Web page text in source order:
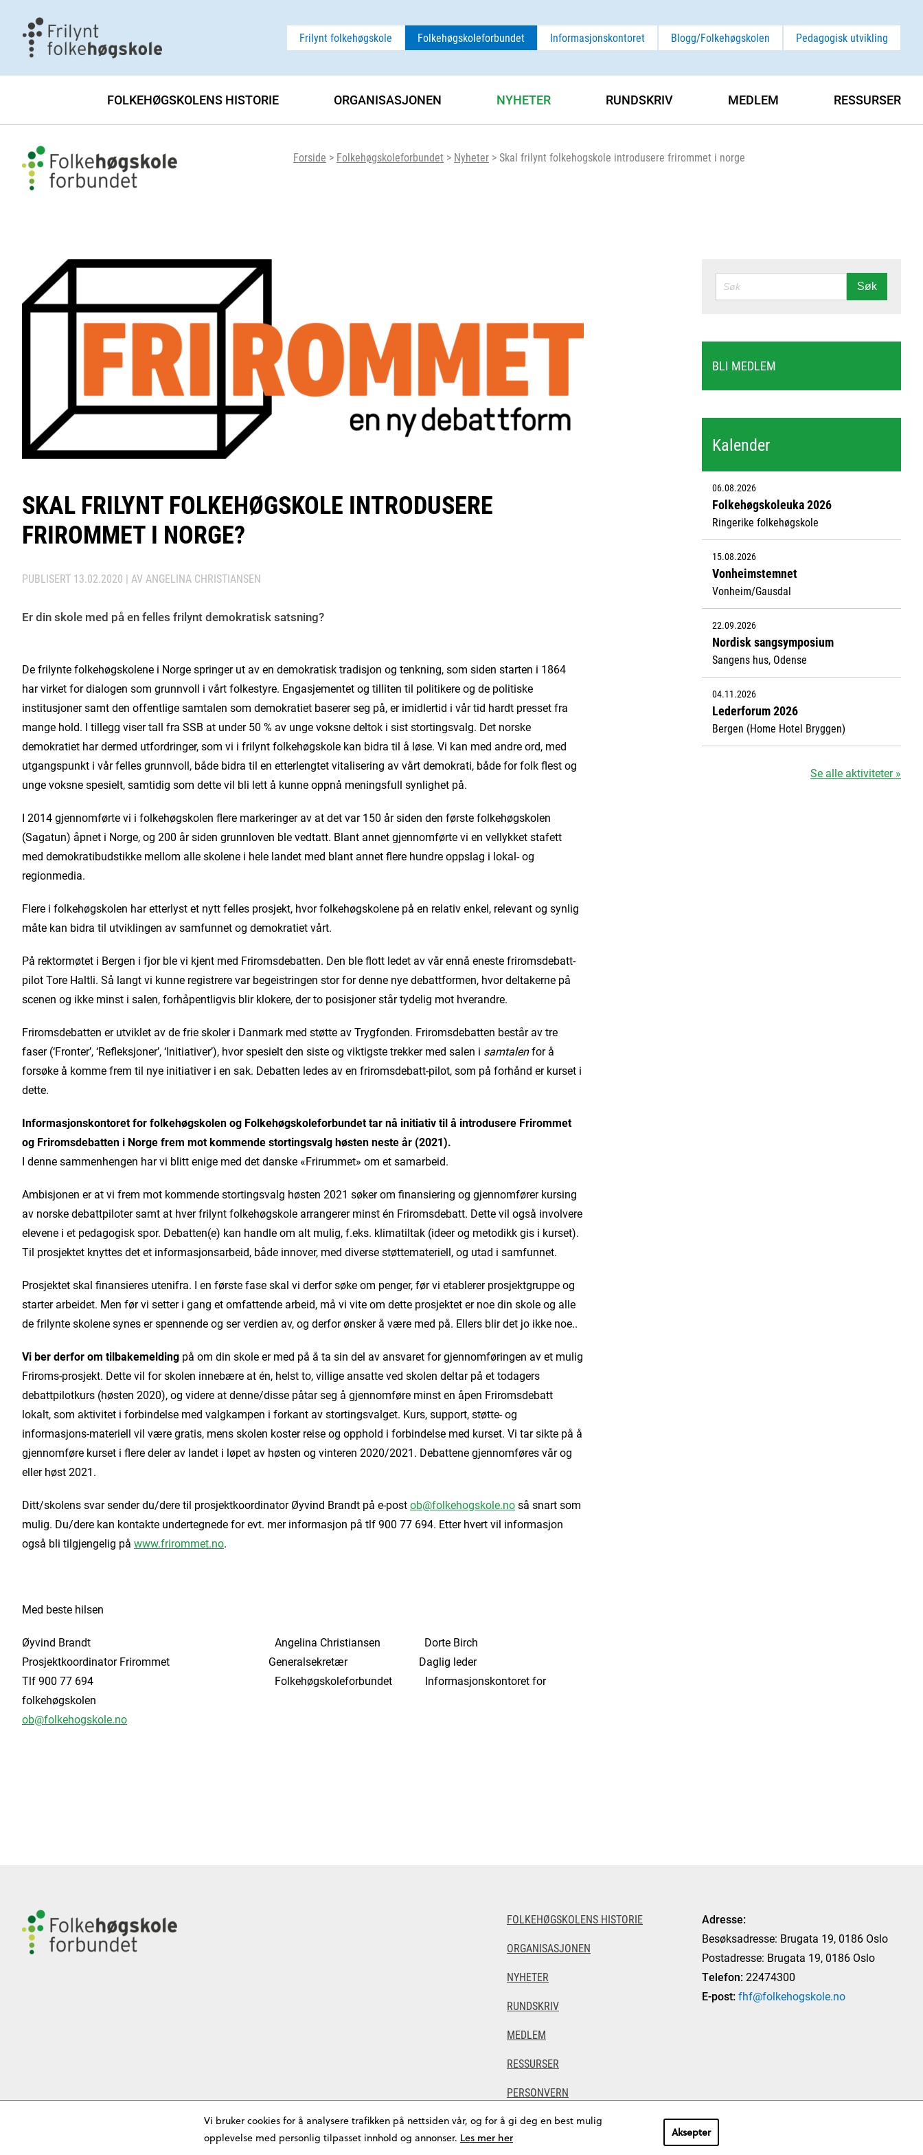
Frilynt folkehøgskole Folkehøgskoleforbundet Informasjonskontoret Blogg/Folkehøgskolen Pedagogisk utvikling
Forside > Folkehøgskoleforbundet > Nyheter > Skal frilynt folkehogskole introdusere frirommet i norge
FOLKEHØGSKOLENS HISTORIE ORGANISASJONEN NYHETER RUNDSKRIV MEDLEM RESSURSER
SKAL FRILYNT FOLKEHØGSKOLE INTRODUSERE
FRIROMMET I NORGE?
PUBLISERT 13.02.2020 | AV ANGELINA CHRISTIANSEN
Er din skole med på en felles frilynt demokratisk satsning?
De frilynte folkehøgskolene i Norge springer ut av en demokratisk tradisjon og tenkning, som siden starten i 1864
har virket for dialogen som grunnvoll i vårt folkestyre. Engasjementet og tilliten til politikere og de politiske
institusjoner samt den offentlige samtalen som demokratiet baserer seg på, er imidlertid i vår tid hardt presset fra
mange hold. I tillegg viser tall fra SSB at under 50 % av unge voksne deltok i sist stortingsvalg. Det norske
demokratiet har dermed utfordringer, som vi i frilynt folkehøgskole kan bidra til å løse. Vi kan med andre ord, med
utgangspunkt i vår felles grunnvoll, både bidra til en etterlengtet vitalisering av vårt demokrati, både for folk flest og
unge voksne spesielt, samtidig som dette vil bli lett å kunne oppnå meningsfull synlighet på.
I 2014 gjennomførte vi i folkehøgskolen flere markeringer av at det var 150 år siden den første folkehøgskolen
(Sagatun) åpnet i Norge, og 200 år siden grunnloven ble vedtatt. Blant annet gjennomførte vi en vellykket stafett
med demokratibudstikke mellom alle skolene i hele landet med blant annet flere hundre oppslag i lokal- og
regionmedia.
Flere i folkehøgskolen har etterlyst et nytt felles prosjekt, hvor folkehøgskolene på en relativ enkel, relevant og synlig
måte kan bidra til utviklingen av samfunnet og demokratiet vårt.
På rektormøtet i Bergen i fjor ble vi kjent med Friromsdebatten. Den ble flott ledet av vår ennå eneste friromsdebatt-
pilot Tore Haltli. Så langt vi kunne registrere var begeistringen stor for denne nye debattformen, hvor deltakerne på
scenen og ikke minst i salen, forhåpentligvis blir klokere, der to posisjoner står tydelig mot hverandre.
Friromsdebatten er utviklet av de frie skoler i Danmark med støtte av Trygfonden. Friromsdebatten består av tre
faser (‘Fronter’, ‘Refleksjoner’, ‘Initiativer’), hvor spesielt den siste og viktigste trekker med salen i samtalenfor å
forsøke å komme frem til nye initiativer i en sak. Debatten ledes av en friromsdebatt-pilot, som på forhånd er kurset i
dette.
Informasjonskontoret for folkehøgskolen og Folkehøgskoleforbundet tar nå initiativ til å introdusere Frirommet
og Friromsdebatten i Norge frem mot kommende stortingsvalg høsten neste år (2021).
I denne sammenhengen har vi blitt enige med det danske «Frirummet» om et samarbeid.
Ambisjonen er at vi frem mot kommende stortingsvalg høsten 2021 søker om finansiering og gjennomfører kursing
av norske debattpiloter samt at hver frilynt folkehøgskole arrangerer minst én Friromsdebatt. Dette vil også involvere
elevene i et pedagogisk spor. Debatten(e) kan handle om alt mulig, f.eks. klimatiltak (ideer og metodikk gis i kurset).
Til prosjektet knyttes det et informasjonsarbeid, både innover, med diverse støttemateriell, og utad i samfunnet.
Prosjektet skal finansieres utenifra. I en første fase skal vi derfor søke om penger, før vi etablerer prosjektgruppe og
starter arbeidet. Men før vi setter i gang et omfattende arbeid, må vi vite om dette prosjektet er noe din skole og alle
de frilynte skolene synes er spennende og ser verdien av, og derfor ønsker å være med på. Ellers blir det jo ikke noe..
Vi ber derfor om tilbakemelding på om din skole er med på å ta sin del av ansvaret for gjennomføringen av et mulig
Friroms-prosjekt. Dette vil for skolen innebære at én, helst to, villige ansatte ved skolen deltar på et todagers
debattpilotkurs (høsten 2020), og videre at denne/disse påtar seg å gjennomføre minst en åpen Friromsdebatt
lokalt, som aktivitet i forbindelse med valgkampen i forkant av stortingsvalget. Kurs, support, støtte- og
informasjons-materiell vil være gratis, mens skolen koster reise og opphold i forbindelse med kurset. Vi tar sikte på å
gjennomføre kurset i flere deler av landet i løpet av høsten og vinteren 2020/2021. Debattene gjennomføres vår og
eller høst 2021.
Ditt/skolens svar sender du/dere til prosjektkoordinator Øyvind Brandt på e-postob@folkehogskole.noså snart som
mulig. Du/dere kan kontakte undertegnede for evt. mer informasjon på tlf 900 77 694. Etter hvert vil informasjon
også bli tilgjengelig på www.frirommet.no.
Med beste hilsen
Øyvind Brandt Angelina Christiansen Dorte Birch
Prosjektkoordinator Frirommet Generalsekretær Daglig leder
Tlf 900 77 694 Folkehøgskoleforbundet Informasjonskontoret for
folkehøgskolen
ob@folkehogskole.no
SØK Søk
BLI MEDLEM
Kalender
06.08.2026
Folkehøgskoleuka 2026
Ringerike folkehøgskole
15.08.2026
Vonheimstemnet
Vonheim/Gausdal
22.09.2026
Nordisk sangsymposium
Sangens hus, Odense
04.11.2026
Lederforum 2026
Bergen (Home Hotel Bryggen)
Se alle aktiviteter »
FOLKEHØGSKOLENS HISTORIE
ORGANISASJONEN
NYHETER
RUNDSKRIV
MEDLEM
RESSURSER
PERSONVERN
Adresse:
Besøksadresse: Brugata 19, 0186 Oslo
Postadresse: Brugata 19, 0186 Oslo
Telefon: 22474300
E-post: fhf@folkehogskole.no
Vi bruker cookies for å analysere trafikken på nettsiden vår, og for å gi deg en best mulig
opplevelse med personlig tilpasset innhold og annonser. Les mer her Aksepter